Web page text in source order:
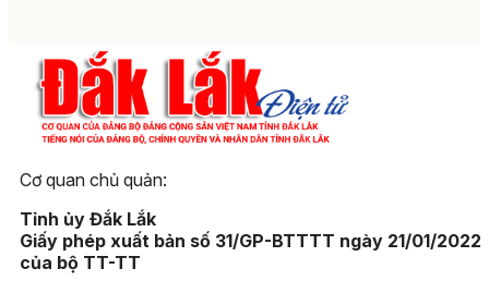
Cơ quan chủ quản:
Tỉnh ủy Đắk Lắk
Giấy phép xuất bản số 31/GP-BTTTT ngày 21/01/2022
của bộ TT-TT